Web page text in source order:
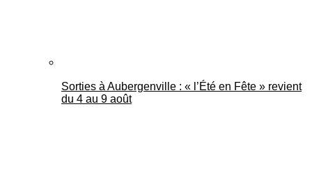
Sorties à Aubergenville : « l’Été en Fête » revient
du 4 au 9 août